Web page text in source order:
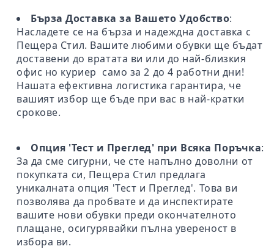
Бърза Доставка за Вашето Удобство:
Насладете се на бърза и надеждна доставка с
Пещера Стил. Вашите любими обувки ще бъдат
доставени до вратата ви или до най-близкия
офис но куриер само за 2 до 4 работни дни!
Нашата ефективна логистика гарантира, че
вашият избор ще бъде при вас в най-кратки
срокове.
Опция 'Тест и Преглед' при Всяка Поръчка:
За да сме сигурни, че сте напълно доволни от
покупката си, Пещера Стил предлага
уникалната опция 'Тест и Преглед'. Това ви
позволява да пробвате и да инспектирате
вашите нови обувки преди окончателното
плащане, осигурявайки пълна увереност в
избора ви.